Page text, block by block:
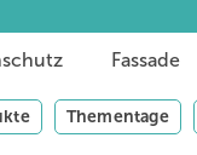
Fassade
Thementage